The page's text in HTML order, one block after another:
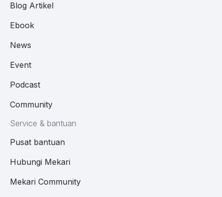
Blog Artikel
Ebook
News
Event
Podcast
Community
Service & bantuan
Pusat bantuan
Hubungi Mekari
Mekari Community